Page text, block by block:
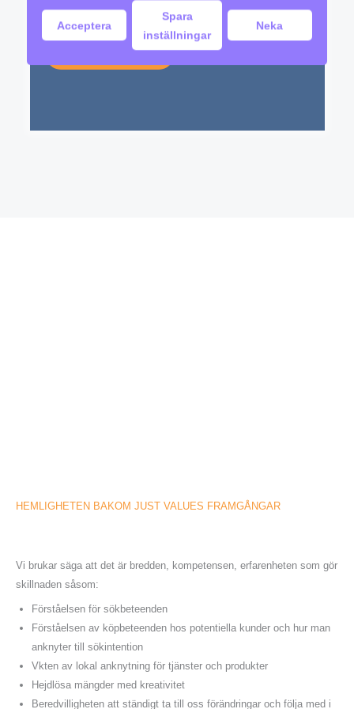
Acceptera
Spara
inställningar
Neka
TESTA DIG SJÄLV
HEMLIGHETEN BAKOM JUST VALUES FRAMGÅNGAR
Vi brukar säga att det är bredden, kompetensen, erfarenheten som gör
skillnaden såsom:
Förståelsen för sökbeteenden
Förståelsen av köpbeteenden hos potentiella kunder och hur man
anknyter till sökintention
Vkten av lokal anknytning för tjänster och produkter
Hejdlösa mängder med kreativitet
Beredvilligheten att ständigt ta till oss förändringar och följa med i